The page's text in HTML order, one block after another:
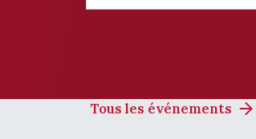
Tous les événements